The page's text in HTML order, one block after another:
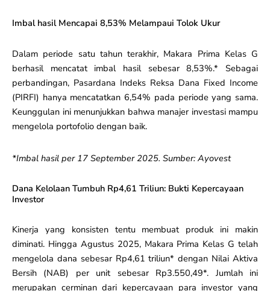
Imbal hasil Mencapai 8,53% Melampaui Tolok Ukur
Dalam periode satu tahun terakhir, Makara Prima Kelas G
berhasil mencatat imbal hasil sebesar 8,53%.* Sebagai
perbandingan, Pasardana Indeks Reksa Dana Fixed Income
(PIRFI) hanya mencatatkan 6,54% pada periode yang sama.
Keunggulan ini menunjukkan bahwa manajer investasi mampu
mengelola portofolio dengan baik.
*Imbal hasil per 17 September 2025. Sumber: Ayovest
Dana Kelolaan Tumbuh Rp4,61 Triliun: Bukti Kepercayaan
Investor
Kinerja yang konsisten tentu membuat produk ini makin
diminati. Hingga Agustus 2025, Makara Prima Kelas G telah
mengelola dana sebesar Rp4,61 triliun* dengan Nilai Aktiva
Bersih (NAB) per unit sebesar Rp3.550,49*. Jumlah ini
merupakan cerminan dari kepercayaan para investor yang